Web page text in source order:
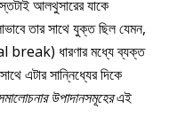
আলথুসারের যাকে
তার সাথে যুক্ত ছিল যেমন,
break) ধারণার মধ্যে ব্যক্ত
এটার সান্নিধ্যের দিকে
উপাদানসমূহেরএই